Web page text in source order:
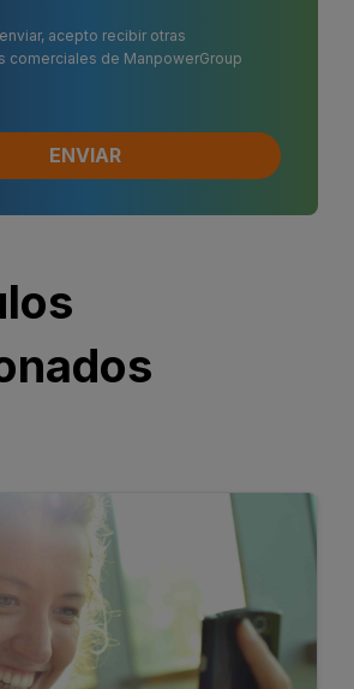
acepto recibir otras
comerciales de ManpowerGroup